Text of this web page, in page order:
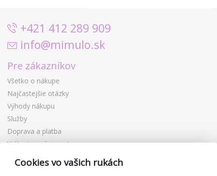
+421 412 289 909
info@mimulo.sk
Pre zákazníkov
Všetko o nákupe
Najčastejšie otázky
Výhody nákupu
Služby
Doprava a platba
Vrátenie a výmena tovaru
Reklamácia
Darčekové poukážky
Cookies vo vašich rukách